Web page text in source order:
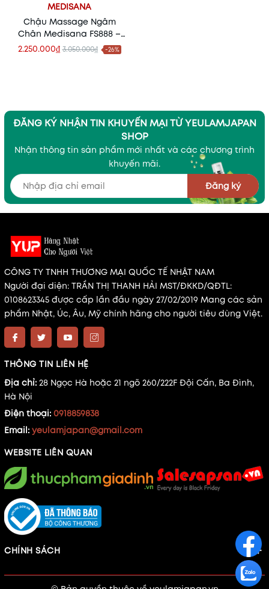
MEDISANA
Chậu Massage Ngâm
Chân Medisana FS888 –
Công Nghệ Đức, Thư Giãn
2.250.000₫ 3.050.000₫ -26%
ĐĂNG KÝ NHẬN TIN KHUYẾN MẠI TỪ YEULAMJAPAN
SHOP
Nhận thông tin sản phẩm mới nhất và các chương trình
khuyến mãi.
Đăng ký
CÔNG TY TNHH THƯƠNG MẠI QUỐC TẾ NHẬT NAM
Người đại diện: TRẦN THỊ THANH HẢI MST/ĐKKD/QĐTL:
0108623345 được cấp lần đầu ngày 27/02/2019 Mang các sản
phẩm Nhật, Úc, Âu, Mỹ chính hãng cho người tiêu dùng Việt.
THÔNG TIN LIÊN HỆ
Địa chỉ: 28 Ngọc Hà hoặc 21 ngõ 260/222F Đội Cấn, Ba Đình,
Hà Nội
Điện thoại: 0918859838
Email: yeulamjapan@gmail.com
WEBSITE LIÊN QUAN
CHÍNH SÁCH